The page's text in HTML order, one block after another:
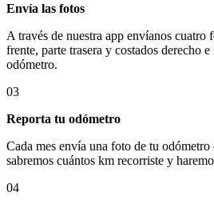
Envía las fotos
A través de nuestra app envíanos cuatro
frente, parte trasera y costados derecho
odómetro.
03
Reporta tu odómetro
Cada mes envía una foto de tu odómetro
sabremos cuántos km recorriste y
04